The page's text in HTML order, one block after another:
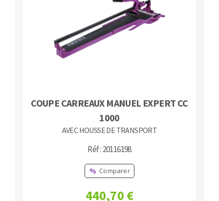
COUPE CARREAUX MANUEL EXPERT CC
1000
AVEC HOUSSE DE TRANSPORT
Réf : 20116198
Comparer
440,70 €